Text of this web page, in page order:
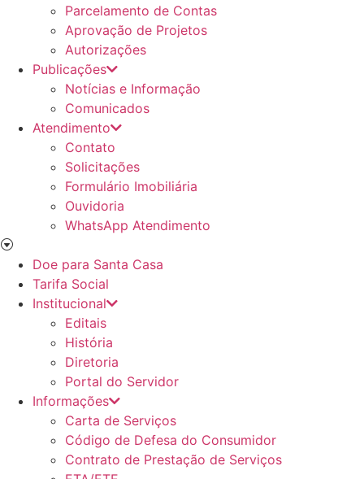
Parcelamento de Contas
Aprovação de Projetos
Autorizações
Publicações
Notícias e Informação
Comunicados
Atendimento
Contato
Solicitações
Formulário Imobiliária
Ouvidoria
WhatsApp Atendimento
Doe para Santa Casa
Tarifa Social
Institucional
Editais
História
Diretoria
Portal do Servidor
Informações
Carta de Serviços
Código de Defesa do Consumidor
Contrato de Prestação de Serviços